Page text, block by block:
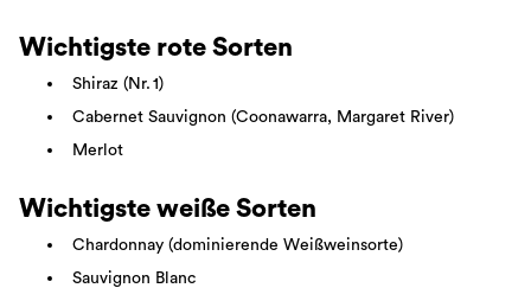
Wichtigste rote Sorten
Shiraz (Nr. 1)
Cabernet Sauvignon (Coonawarra, Margaret River)
Merlot
Wichtigste weiße Sorten
Chardonnay (dominierende Weißweinsorte)
Sauvignon Blanc